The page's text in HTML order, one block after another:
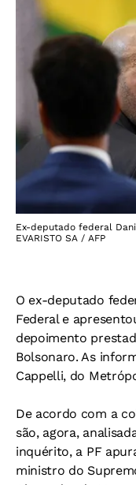
Ex-deputado federal
EVARISTO SA / AFP
O ex-deputado
Federal e
depoimento
Bolsonaro. As
Cappelli, do
De acordo com a
são, agora,
inquérito, a PF
ministro do